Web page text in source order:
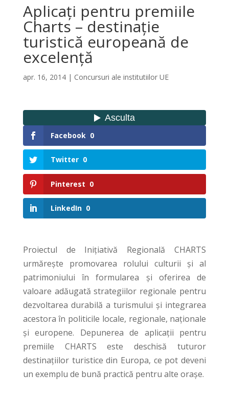
Aplicați pentru premiile
Charts – destinație
turistică europeană de
excelență
apr. 16, 2014| Concursuri ale institutiilor UE
Facebook 0
Twitter 0
Pinterest 0
LinkedIn 0
Proiectul de Inițiativă Regională CHARTS
urmărește promovarea rolului culturii și al
patrimoniului în formularea și oferirea de
valoare adăugată strategiilor regionale pentru
dezvoltarea durabilă a turismului și integrarea
acestora în politicile locale, regionale, naționale
şi europene. Depunerea de aplicații pentru
premiile CHARTS este deschisă tuturor
destinațiilor turistice din Europa, ce pot deveni
un exemplu de bună practică pentru alte orașe.